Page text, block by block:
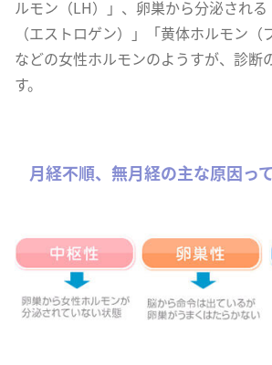
ルモン（LH）」、卵巣から分泌され
（エストロゲン）」「黄体ホルモン（
などの女性ホルモンのようすが、診断
す。
月経不順、無月経の主な原因っ